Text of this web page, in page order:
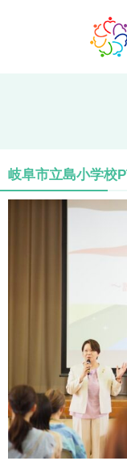
岐阜市立島小学校